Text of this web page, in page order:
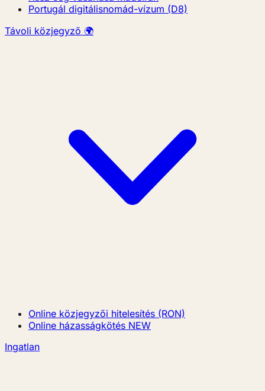
Portugál digitálisnomád-vízum (D8)
Távoli közjegyző 🌍
Online közjegyzői hitelesítés (RON)
Online házasságkötés NEW
Ingatlan